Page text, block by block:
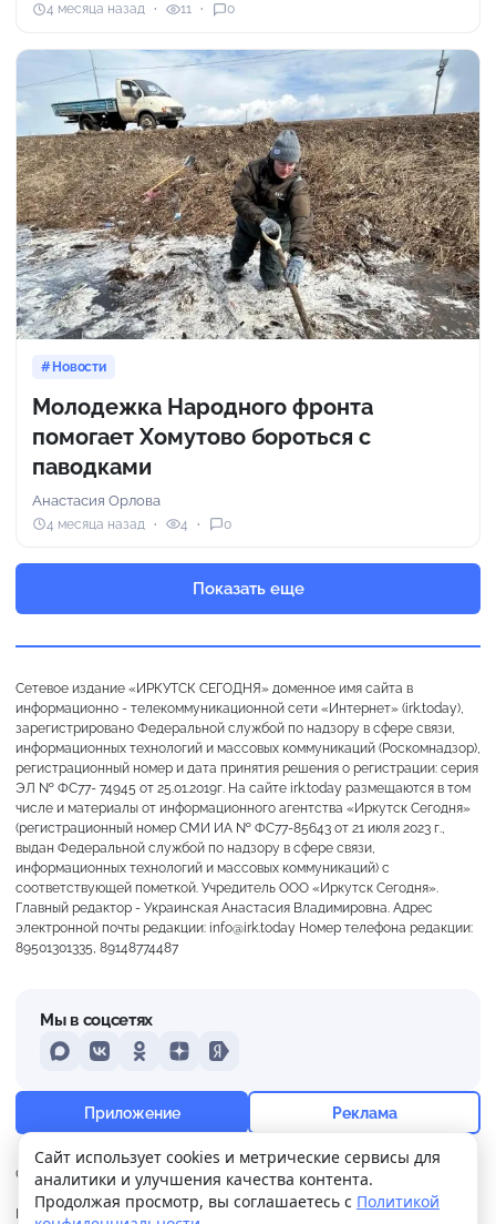
+20° Преимущественно ясно
Ощущается как +20
11 м/с 756 мм 78%
4 месяца назад 11 0
Новости
Молодежка Народного фронта
помогает Хомутово бороться с
паводками
Анастасия Орлова
4 месяца назад 4 0
Показать еще
Сетевое издание «ИРКУТСК СЕГОДНЯ» доменное имя сайта в
информационно - телекоммуникационной сети «Интернет» (irk.today),
зарегистрировано Федеральной службой по надзору в сфере связи,
информационных технологий и массовых коммуникаций (Роскомнадзор),
регистрационный номер и дата принятия решения о регистрации: серия
ЭЛ № ФС77- 74945 от 25.01.2019г. На сайте irk.today размещаются в том
числе и материалы от информационного агентства «Иркутск Сегодня»
(регистрационный номер СМИ ИА № ФС77-85643 от 21 июля 2023 г.,
выдан Федеральной службой по надзору в сфере связи,
информационных технологий и массовых коммуникаций) с
соответствующей пометкой. Учредитель ООО «Иркутск Сегодня».
Главный редактор - Украинская Анастасия Владимировна. Адрес
электронной почты редакции: info@irk.today Номер телефона редакции:
89501301335, 89148774487
О нас Контакты Прислать новость
Реклама
Политика
Мы в соцсетях
MAXVKontakteOdnoklassniki
DzenYandex
Приложение Реклама
Сайт использует cookies и метрические сервисы для
аналитики и улучшения качества контента.
Продолжая просмотр, вы соглашаетесь с Политикой